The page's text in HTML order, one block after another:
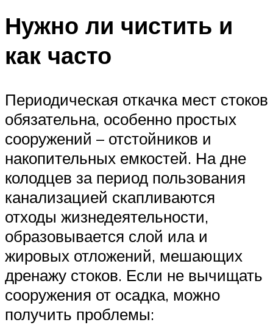
Нужно ли чистить и
как часто
Периодическая откачка мест стоков
обязательна, особенно простых
сооружений – отстойников и
накопительных емкостей. На дне
колодцев за период пользования
канализацией скапливаются
отходы жизнедеятельности,
образовывается слой ила и
жировых отложений, мешающих
дренажу стоков. Если не вычищать
сооружения от осадка, можно
получить проблемы: